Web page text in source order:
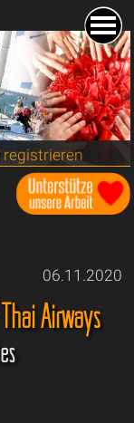
06.11.2020
Airways